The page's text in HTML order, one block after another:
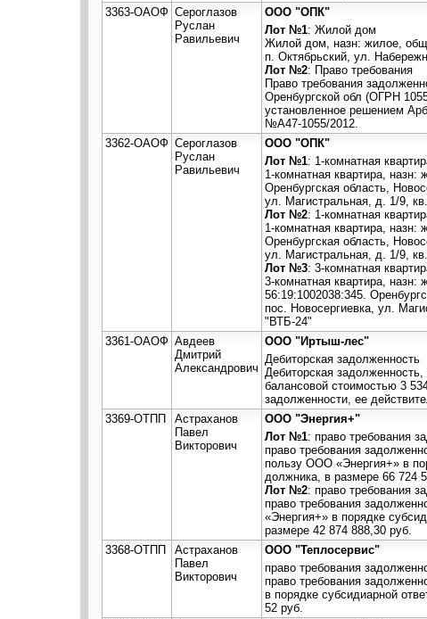
3363-ОАОФ Сероглазов
Руслан
Равильевич
ООО "ОПК"
Лот №1: Жилой дом
Жилой дом, назн: жилое,
п. Октябрьский, ул.
Лот №2: Право требования
Право требования
Оренбургской обл (ОГРН
установленное решением
№А47-1055/2012.
3362-ОАОФ Сероглазов
Руслан
Равильевич
ООО "ОПК"
Лот №1: 1-комнатная
1-комнатная квартира,
Оренбургская область,
ул. Магистральная, д. 1/9,
Лот №2: 1-комнатная
1-комнатная квартира,
Оренбургская область,
ул. Магистральная, д. 1/9,
Лот №3: 3-комнатная
3-комнатная квартира,
56:19:1002038:345.
пос. Новосергиевка, ул.
"ВТБ-24"
3361-ОАОФ Авдеев
Дмитрий
Александрович
ООО "Иртыш-лес"
Дебиторская задолженность
Дебиторская
балансовой стоимостью 3
задолженности, ее
3369-ОТПП
Астраханов
Павел
Викторович
ООО "Энергия+"
Лот №1: право требования
право требования
пользу ООО «Энергия+» в
должника, в размере 66 724
Лот №2: право требования
право требования
«Энергия+» в порядке
размере 42 874 888,30 руб.
3368-ОТПП
Астраханов
Павел
Викторович
ООО "Теплосервис"
право требования
право требования
в порядке субсидиарной
52 руб.